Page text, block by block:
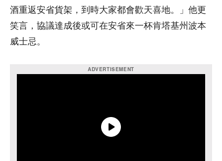
酒重返安省貨架，到時大家都會歡天喜地。」他更
笑言，協議達成後或可在安省來一杯肯塔基州波本
威士忌。